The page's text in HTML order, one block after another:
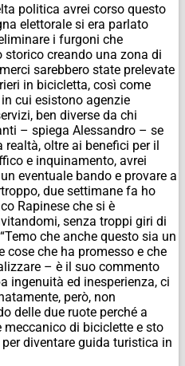
politica avrei corso questo
elettorale si era parlato
i furgoni che
creando una zona di
sarebbero state prelevate
in bicicletta, così come
cui esistono agenzie
ben diverse da chi
– spiega Alessandro – se
oltre ai benefici per il
e inquinamento, avrei
eventuale bando e provare a
due settimane fa ho
Rapinese che si è
senza troppi giri di
che anche questo sia un
che ha promesso e che
– è il suo commento
ingenuità ed inesperienza, ci
però, non
delle due ruote perché a
meccanico di biciclette e sto
diventare guida turistica in